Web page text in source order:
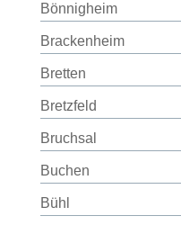
Bönnigheim
Brackenheim
Bretten
Bretzfeld
Bruchsal
Buchen
Bühl